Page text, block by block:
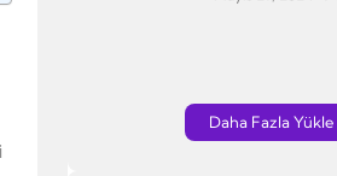
Daha Fazla Yükle